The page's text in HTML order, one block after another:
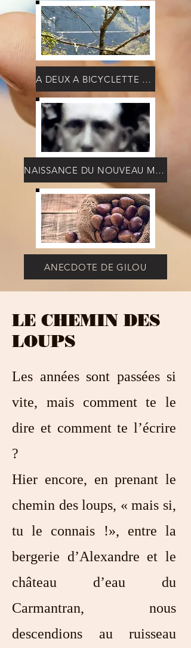
A DEUX A BICYCLETTE JJP
NAISSANCE DU NOUVEAU MONDE
ANECDOTE DE GILOU
LE CHEMIN DES
LOUPS
Les années sont passées si
vite, mais comment te le
dire et comment te l’écrire
?
Hier encore, en prenant le
chemin des loups, « mais si,
tu le connais !», entre la
bergerie d’Alexandre et le
château d’eau du
Carmantran, nous
descendions au ruisseau